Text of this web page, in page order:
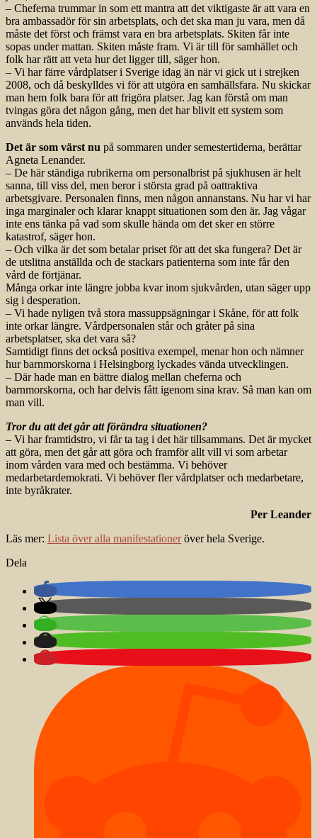
– Cheferna trummar in som ett mantra att det viktigaste är att vara en
bra ambassadör för sin arbetsplats, och det ska man ju vara, men då
måste det först och främst vara en bra arbetsplats. Skiten får inte
sopas under mattan. Skiten måste fram. Vi är till för samhället och
folk har rätt att veta hur det ligger till, säger hon.
– Vi har färre vårdplatser i Sverige idag än när vi gick ut i strejken
2008, och då beskylldes vi för att utgöra en samhällsfara. Nu skickar
man hem folk bara för att frigöra platser. Jag kan förstå om man
tvingas göra det någon gång, men det har blivit ett system som
används hela tiden.
Det är som värst nu på sommaren under semestertiderna, berättar
Agneta Lenander.
– De här ständiga rubrikerna om personalbrist på sjukhusen är helt
sanna, till viss del, men beror i största grad på oattraktiva
arbetsgivare. Personalen finns, men någon annanstans. Nu har vi har
inga marginaler och klarar knappt situationen som den är. Jag vågar
inte ens tänka på vad som skulle hända om det sker en större
katastrof, säger hon.
– Och vilka är det som betalar priset för att det ska fungera? Det är
de utslitna anställda och de stackars patienterna som inte får den
vård de förtjänar.
Många orkar inte längre jobba kvar inom sjukvården, utan säger upp
sig i desperation.
– Vi hade nyligen två stora massuppsägningar i Skåne, för att folk
inte orkar längre. Vårdpersonalen står och gråter på sina
arbetsplatser, ska det vara så?
Samtidigt finns det också positiva exempel, menar hon och nämner
hur barnmorskorna i Helsingborg lyckades vända utvecklingen.
– Där hade man en bättre dialog mellan cheferna och
barnmorskorna, och har delvis fått igenom sina krav. Så man kan om
man vill.
Tror du att det går att förändra situationen?
– Vi har framtidstro, vi får ta tag i det här tillsammans. Det är mycket
att göra, men det går att göra och framför allt vill vi som arbetar
inom vården vara med och bestämma. Vi behöver
medarbetardemokrati. Vi behöver fler vårdplatser och medarbetare,
inte byråkrater.
Per Leander
Läs mer: Lista över alla manifestationeröver hela Sverige.
Dela